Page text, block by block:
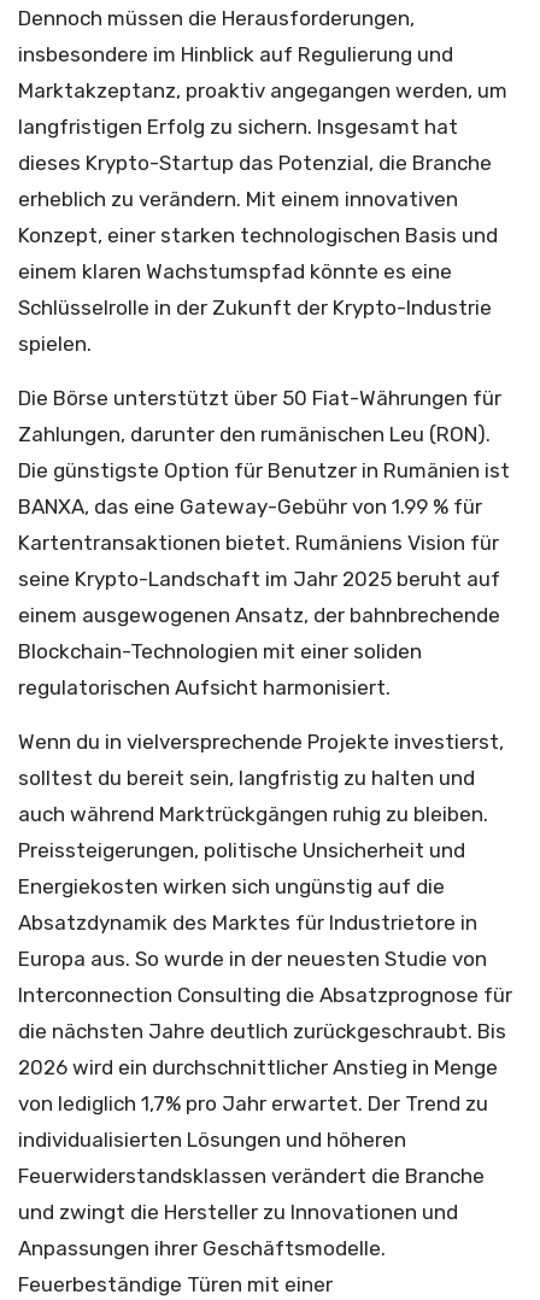
Dennoch müssen die Herausforderungen,
insbesondere im Hinblick auf Regulierung und
Marktakzeptanz, proaktiv angegangen werden, um
langfristigen Erfolg zu sichern. Insgesamt hat
dieses Krypto-Startup das Potenzial, die Branche
erheblich zu verändern. Mit einem innovativen
Konzept, einer starken technologischen Basis und
einem klaren Wachstumspfad könnte es eine
Schlüsselrolle in der Zukunft der Krypto-Industrie
spielen.
Die Börse unterstützt über 50 Fiat-Währungen für
Zahlungen, darunter den rumänischen Leu (RON).
Die günstigste Option für Benutzer in Rumänien ist
BANXA, das eine Gateway-Gebühr von 1.99 % für
Kartentransaktionen bietet. Rumäniens Vision für
seine Krypto-Landschaft im Jahr 2025 beruht auf
einem ausgewogenen Ansatz, der bahnbrechende
Blockchain-Technologien mit einer soliden
regulatorischen Aufsicht harmonisiert.
Wenn du in vielversprechende Projekte investierst,
solltest du bereit sein, langfristig zu halten und
auch während Marktrückgängen ruhig zu bleiben.
Preissteigerungen, politische Unsicherheit und
Energiekosten wirken sich ungünstig auf die
Absatzdynamik des Marktes für Industrietore in
Europa aus. So wurde in der neuesten Studie von
Interconnection Consulting die Absatzprognose für
die nächsten Jahre deutlich zurückgeschraubt. Bis
2026 wird ein durchschnittlicher Anstieg in Menge
von lediglich 1,7% pro Jahr erwartet. Der Trend zu
individualisierten Lösungen und höheren
Feuerwiderstandsklassen verändert die Branche
und zwingt die Hersteller zu Innovationen und
Anpassungen ihrer Geschäftsmodelle.
Feuerbeständige Türen mit einer